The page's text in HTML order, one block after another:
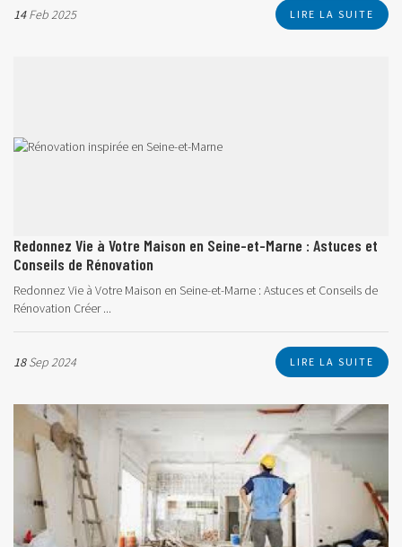
14Feb 2025 LIRE LA SUITE
Redonnez Vie à Votre Maison en Seine-et-Marne : Astuces et
Conseils de Rénovation
Redonnez Vie à Votre Maison en Seine-et-Marne : Astuces et Conseils de
Rénovation Créer ...
18Sep 2024 LIRE LA SUITE